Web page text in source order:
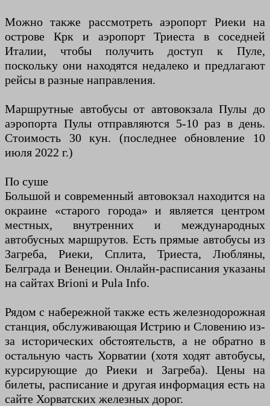
Можно также рассмотреть аэропорт Риеки на
острове Крк и аэропорт Триеста в соседней
Италии, чтобы получить доступ к Пуле,
поскольку они находятся недалеко и предлагают
рейсы в разные направления.
Маршрутные автобусы от автовокзала Пулы до
аэропорта Пулы отправляются 5-10 раз в день.
Стоимость 30 кун. (последнее обновление 10
июля 2022 г.)
По суше
Большой и современный автовокзал находится на
окраине «старого города» и является центром
местных, внутренних и международных
автобусных маршрутов. Есть прямые автобусы из
Загреба, Риеки, Сплита, Триеста, Любляны,
Белграда и Венеции. Онлайн-расписания указаны
на сайтах Brioni и Pula Info.
Рядом с набережной также есть железнодорожная
станция, обслуживающая Истрию и Словению из-
за исторических обстоятельств, а не обратно в
остальную часть Хорватии (хотя ходят автобусы,
курсирующие до Риеки и Загреба). Цены на
билеты, расписание и другая информация есть на
сайте Хорватских железных дорог.